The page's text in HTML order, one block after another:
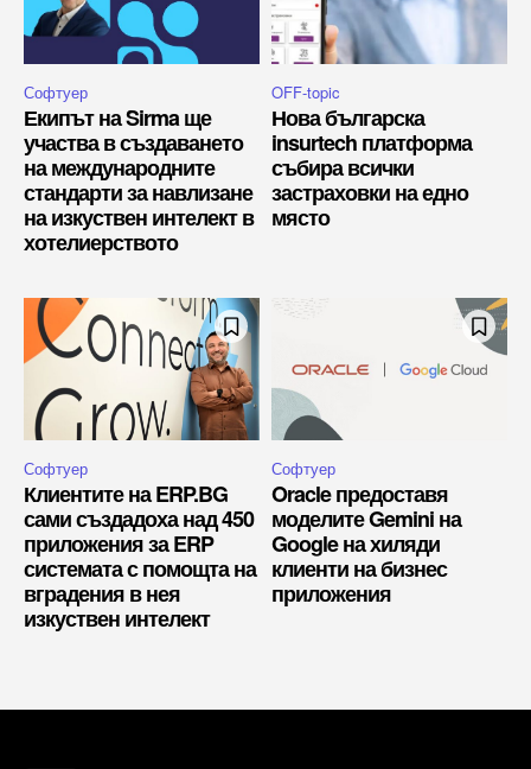
Софтуер
Екипът на Sirma ще
участва в създаването
на международните
стандарти за навлизане
на изкуствен интелект в
хотелиерството
OFF-topic
Нова българска
insurtech платформа
събира всички
застраховки на едно
място
Софтуер
Клиентите на ERP.BG
сами създадоха над 450
приложения за ERP
системата с помощта на
вградения в нея
изкуствен интелект
Софтуер
Oracle предоставя
моделите Gemini на
Google на хиляди
клиенти на бизнес
приложения